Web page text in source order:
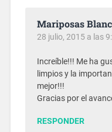
Mariposas
28 julio, 2015 a las
Increíble!!! Me ha
limpios y la
mejor!!!
Gracias por el
RESPONDER